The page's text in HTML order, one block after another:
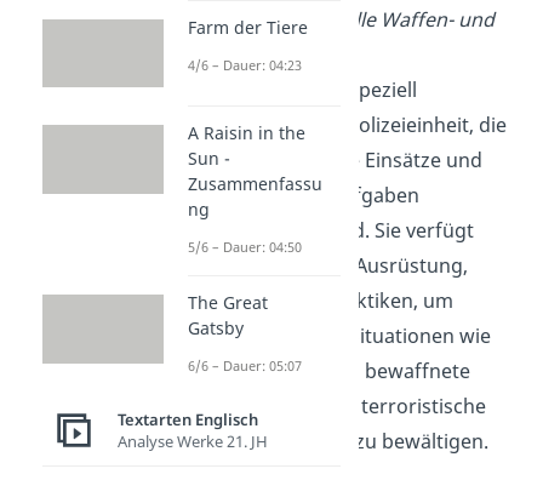
Tactics(spezielle Waffen- und
Taktikeinheit)
SWAT ist eine speziell
ausgebildete Polizeieinheit, die
für gefährliche Einsätze und
Anti-Terror-Aufgaben
eingesetzt wird. Sie verfügt
über spezielle Ausrüstung,
Waffen und Taktiken, um
hochriskante Situationen wie
Geiselnahmen, bewaffnete
Überfälle oder terroristische
Bedrohungen zu bewältigen.
Farm der Tiere
4/6 – Dauer: 04:23
A Raisin in the
Sun -
Zusammenfassu
ng
5/6 – Dauer: 04:50
The Great
Gatsby
6/6 – Dauer: 05:07
Textarten Englisch
Analyse Werke 21. JH